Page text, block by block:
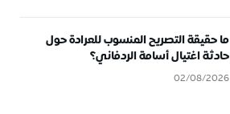
ما حقيقة التصريح المنسوب للعرادة حول
حادثة اغتيال أسامة الردفاني؟
02/08/2026